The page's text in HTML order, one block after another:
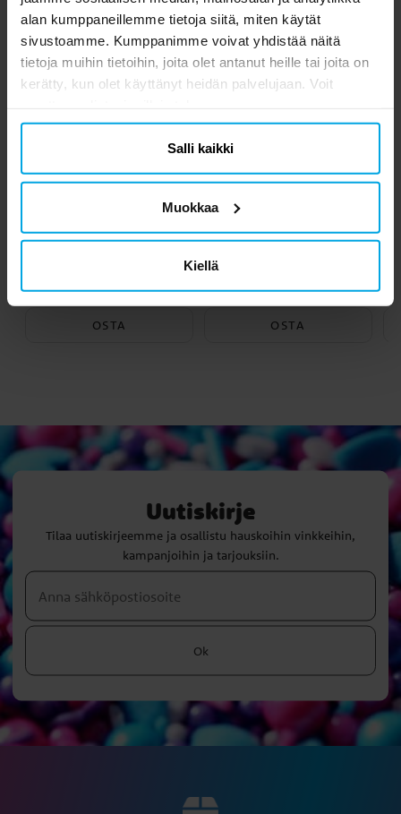
alan kumppaneillemme tietoja siitä, miten käytät
sivustoamme. Kumppanimme voivat yhdistää näitä
tietoja muihin tietoihin, joita olet antanut heille tai joita on
kerätty, kun olet käyttänyt heidän palvelujaan. Voit
Salli kaikki
Muokkaa
Kiellä
Serpentiinit - Keltainen
Hinta:1,90 €
1,90 €
OSTA
Harry Potter -
Hinta:4,90 €
4,90 €
OSTA
Uutiskirje
Tilaa uutiskirjeemme ja osallistu hauskoihin vinkkeihin,
kampanjoihin ja tarjouksiin.
Ok